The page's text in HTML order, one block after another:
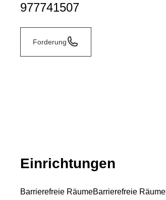
977741507
Forderung
Einrichtungen
Barrierefreie RäumeBarrierefreie Räume